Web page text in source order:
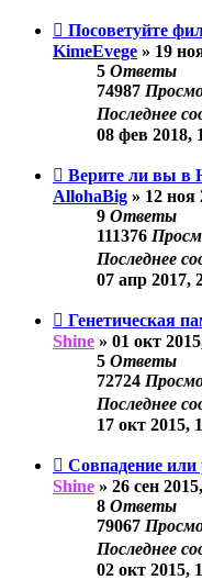
Посоветуйте
KimeEvege » 19
5 Ответы
74987
Последнее
08 фев 2018,
Верите ли вы в
AllohaBig » 12 ноя
9 Ответы
111376
Последнее
07 апр 2017,
Генетическая
Shine » 01 окт
5 Ответы
72724
Последнее
17 окт 2015,
Совпадение или
Shine » 26 сен
8 Ответы
79067
Последнее
02 окт 2015,